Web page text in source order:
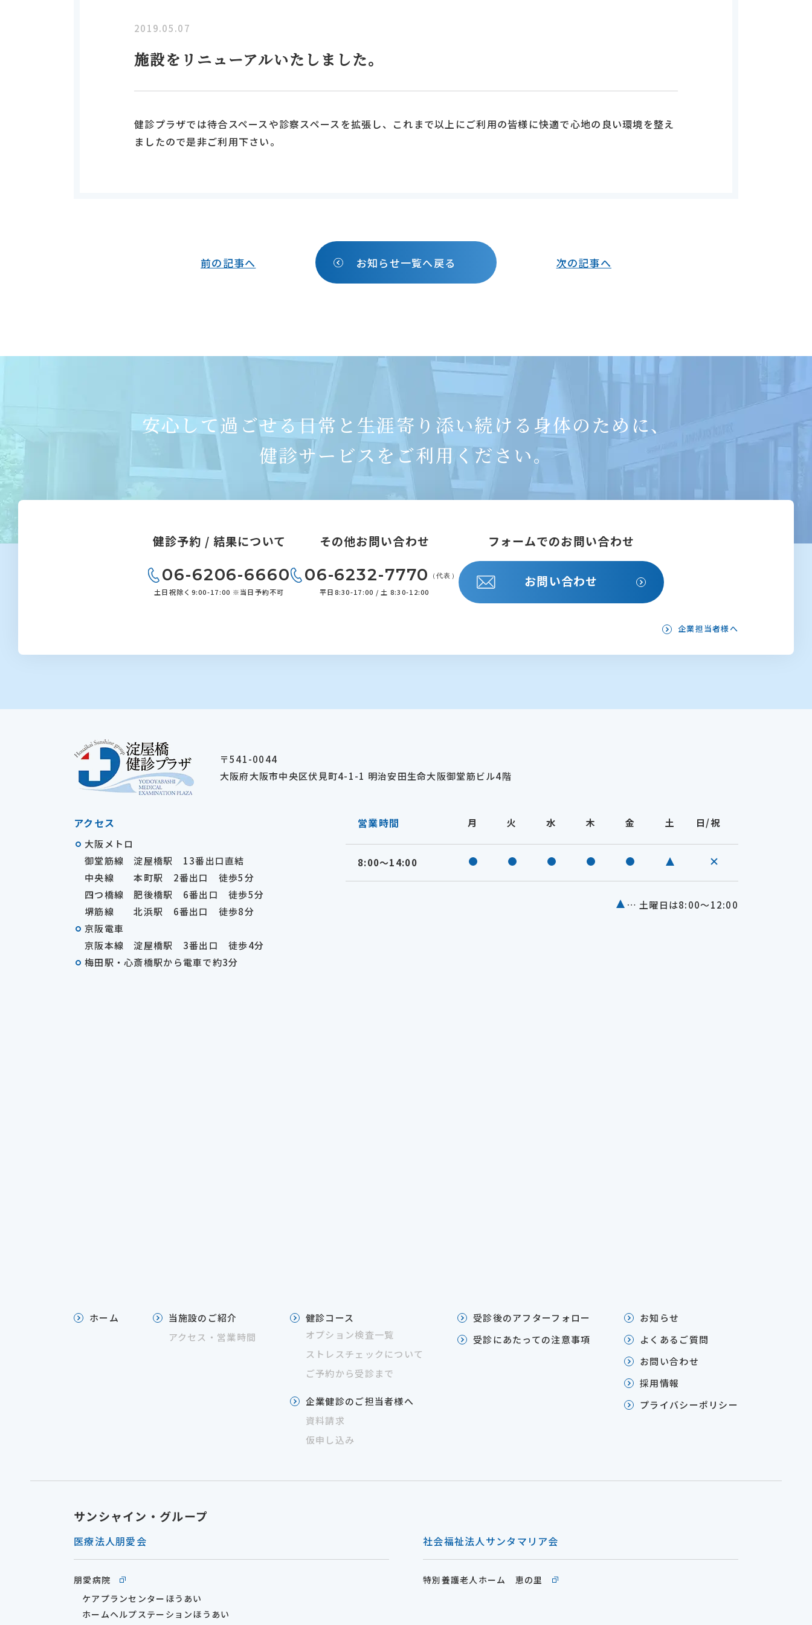
2019.05.07
施設をリニューアルいたしました。
健診プラザでは待合スペースや診察スペースを拡張し、これまで以上にご利用の皆様に快適で心地の良い環境を整え
ましたので是非ご利用下さい。
前の記事へ 次の記事へ
お知らせ一覧へ戻る
安心して過ごせる日常と 生涯寄り添い続ける身体のために、
健診サービスをご利用ください。
健診予約 / 結果について
06-6206-6660
土日祝除く9:00-17:00 ※当日予約不可
その他お問い合わせ
06-6232-7770 （代表）
平日8:30-17:00 / 土 8:30-12:00
フォームでのお問い合わせ
お問い合わせ
企業担当者様へ
〒541-0044
大阪府大阪市中央区伏見町4-1-1 明治安田生命大阪御堂筋ビル4階
アクセス
大阪メトロ
御堂筋線 淀屋橋駅 13番出口直結
中央線 本町駅 2番出口 徒歩5分
四つ橋線 肥後橋駅 6番出口 徒歩5分
堺筋線 北浜駅 6番出口 徒歩8分
京阪電車
京阪本線 淀屋橋駅 3番出口 徒歩4分
梅田駅・心斎橋駅から電車で約3分
営業時間 月 火 水 木 金 土 日/祝
8:00～14:00
診療中 診療中 診療中 診療中 診療中 診療中 休診
… 土曜日は8:00～12:00
ホーム
当施設のご紹介
アクセス・営業時間
健診コース
オプション検査一覧
ストレスチェックについて
ご予約から受診まで
企業健診のご担当者様へ
資料請求
仮申し込み
受診後のアフターフォロー
受診にあたっての注意事項
お知らせ
よくあるご質問
お問い合わせ
採用情報
プライバシーポリシー
サンシャイン・グループ
医療法人朋愛会
朋愛病院
ケアプランセンターほうあい
ホームヘルプステーションほうあい
社会福祉法人サンタマリア会
特別養護老人ホーム 恵の里